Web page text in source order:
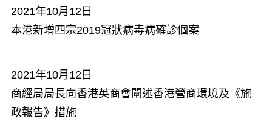
2021年10月12日
本港新增四宗2019冠狀病毒病確診個案
2021年10月12日
商經局局長向香港英商會闡述香港營商環境及《施
政報告》措施